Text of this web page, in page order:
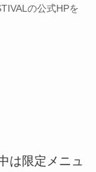
の公式HPを
は限定メニュ